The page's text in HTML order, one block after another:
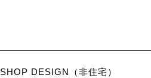
SHOP DESIGN（非住宅）